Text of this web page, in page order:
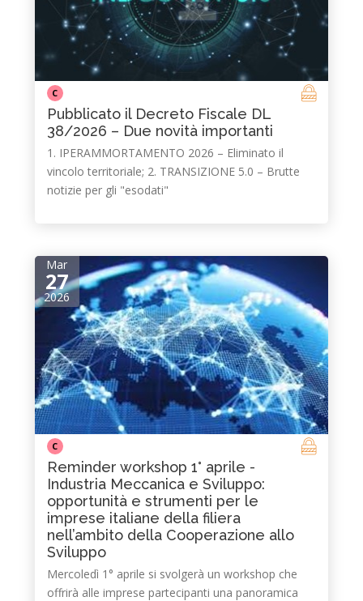
C
Pubblicato il Decreto Fiscale DL
38/2026 – Due novità importanti
1. IPERAMMORTAMENTO 2026 – Eliminato il
vincolo territoriale; 2. TRANSIZIONE 5.0 – Brutte
notizie per gli "esodati"
Mar
27
2026
C
Reminder workshop 1° aprile -
Industria Meccanica e Sviluppo:
opportunità e strumenti per le
imprese italiane della filiera
nell’ambito della Cooperazione allo
Sviluppo
Mercoledì 1° aprile si svolgerà un workshop che
offrirà alle imprese partecipanti una panoramica